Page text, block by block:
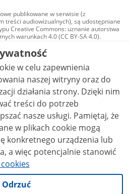
publikowane w serwisie (z
treści audiowizualnych), są udostępniane
Creative Commons: uznanie autorstwa
warunkach 4.0 (CC BY-SA 4.0).
w tym zdjęcia, materiały
są udostępniane na licencji typu
uznanie autorstwa użycie
- bez utworów zależnych 4.0 (CC BY-
o ile nie jest to stwierdzone inaczej.
w celu zapewnienia
naszej witryny oraz do
strony. Dzięki nim
treści do potrzeb
usługi. Pamiętaj, że
w plikach cookie mogą
konkretnego urządzenia lub
a więc potencjalnie stanowić
Odrzuć